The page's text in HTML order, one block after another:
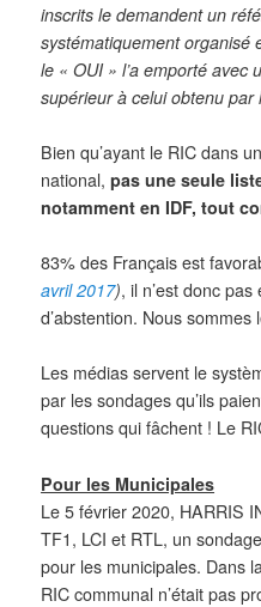
inscrits le demandent un
systématiquement organisé
le « OUI » l’a emporté avec
supérieur à celui obtenu par
Bien qu’ayant le RIC dans
national,pas une seule
notamment en IDF, tout
83% des Français est
avril 2017), il n’est donc
d’abstention. Nous
Les médias servent le
par les sondages qu’ils
questions qui fâchent ! Le
Pour les Municipales
Le 5 février 2020, HARRIS
TF1, LCI et RTL, un
pour les municipales. Dans
RIC communal n’était pas